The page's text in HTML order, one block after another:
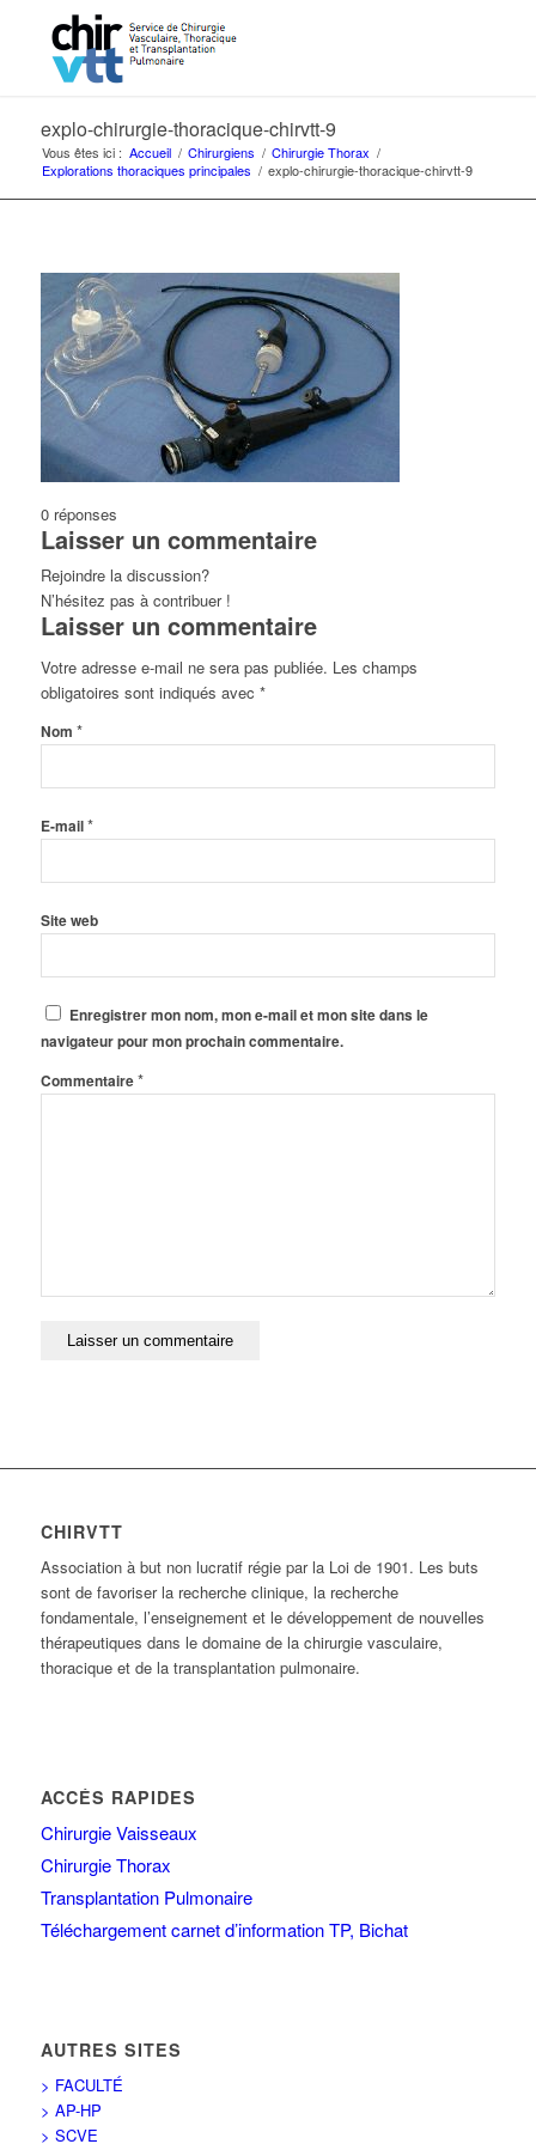
explo-chirurgie-thoracique-chirvtt-9
Vous êtes ici : Accueil / Chirurgiens / Chirurgie Thorax /
Explorations thoraciques principales / explo-chirurgie-thoracique-chirvtt-9
0 réponses
Laisser un commentaire
Rejoindre la discussion?
N’hésitez pas à contribuer !
Laisser un commentaire
Votre adresse e-mail ne sera pas publiée. Les champs
obligatoires sont indiqués avec *
Nom *
E-mail*
Site web
Enregistrer mon nom, mon e-mail et mon site dans le
navigateur pour mon prochain commentaire.
Commentaire*
CHIRVTT
Association à but non lucratif régie par la Loi de 1901. Les buts
sont de favoriser la recherche clinique, la recherche
fondamentale, l’enseignement et le développement de nouvelles
thérapeutiques dans le domaine de la chirurgie vasculaire,
thoracique et de la transplantation pulmonaire.
ACCÉS RAPIDES
Chirurgie Vaisseaux
Chirurgie Thorax
Transplantation Pulmonaire
Téléchargement carnet d’information TP, Bichat
AUTRES SITES
> FACULTÉ
> AP-HP
> SCVE